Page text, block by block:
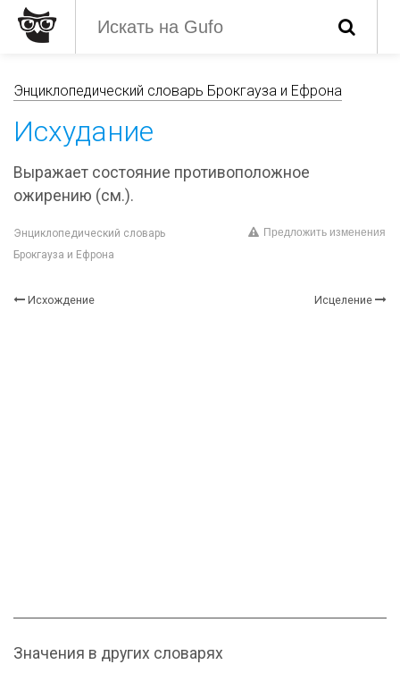
Энциклопедический словарь Брокгауза и Ефрона
Исхудание
Выражает состояние противоположное
ожирению (см.).
Энциклопедический словарь
Брокгауза и Ефрона
Предложить изменения
Исхождение Исцеление
Значения в других словарях